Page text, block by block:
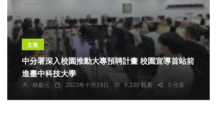
文教
中分署深入校園推動大專預聘計畫 校園宣導首站前
進臺中科技大學
林獻元 2023年十月19日 6,330 觀看 0 分享